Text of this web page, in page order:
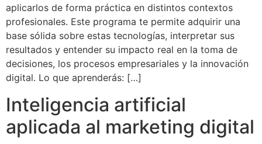
aplicarlos de forma práctica en distintos contextos
profesionales. Este programa te permite adquirir una
base sólida sobre estas tecnologías, interpretar sus
resultados y entender su impacto real en la toma de
decisiones, los procesos empresariales y la innovación
digital. Lo que aprenderás: […]
Inteligencia artificial
aplicada al marketing digital